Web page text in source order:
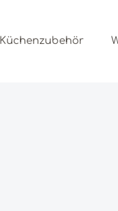
Küchenzubehör